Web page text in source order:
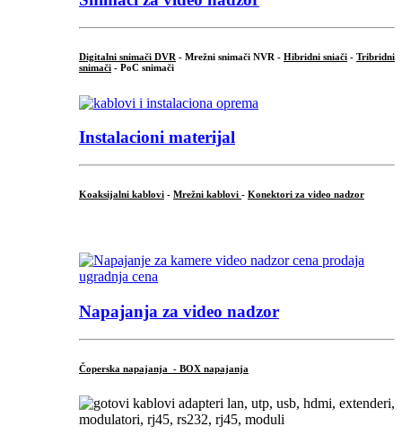
Digitalni snimači DVR - Mrežni snimači NVR - Hibridni sniači - Tribridni
snimači - PoC snimači
Instalacioni materijal
Koaksijalni kablovi - Mrežni kablovi - Konektori za video nadzor
Napajanja za video nadzor
Čoperska napajanja - BOX napajanja